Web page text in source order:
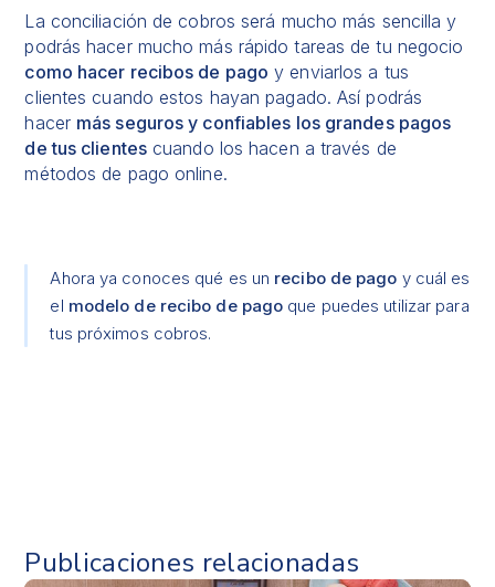
La conciliación de cobros será mucho más sencilla y
podrás hacer mucho más rápido tareas de tu negocio
como hacer recibos de pago y enviarlos a tus
clientes cuando estos hayan pagado. Así podrás
hacer más seguros y confiables los grandes pagos
de tus clientescuando los hacen a través de
métodos de pago online.
Ahora ya conoces qué es un recibo de pago y cuál es
el modelo de recibo de pago que puedes utilizar para
tus próximos cobros.
Publicaciones relacionadas